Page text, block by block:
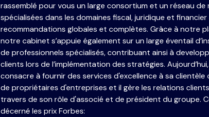
rassemblé pour vous un large consortium et un réseau
spécialisées dans les domaines fiscal, juridique et
recommandations globales et complètes. Grâce à notre
notre cabinet s’appuie également sur un large éventail
de professionnels spécialisés, contribuant ainsi à
clients lors de l’implémentation des stratégies.
consacre à fournir des services d'excellence à sa
de propriétaires d'entreprises et il gère les relations
travers de son rôle d'associé et de président du groupe.
décerné les prix Forbes: